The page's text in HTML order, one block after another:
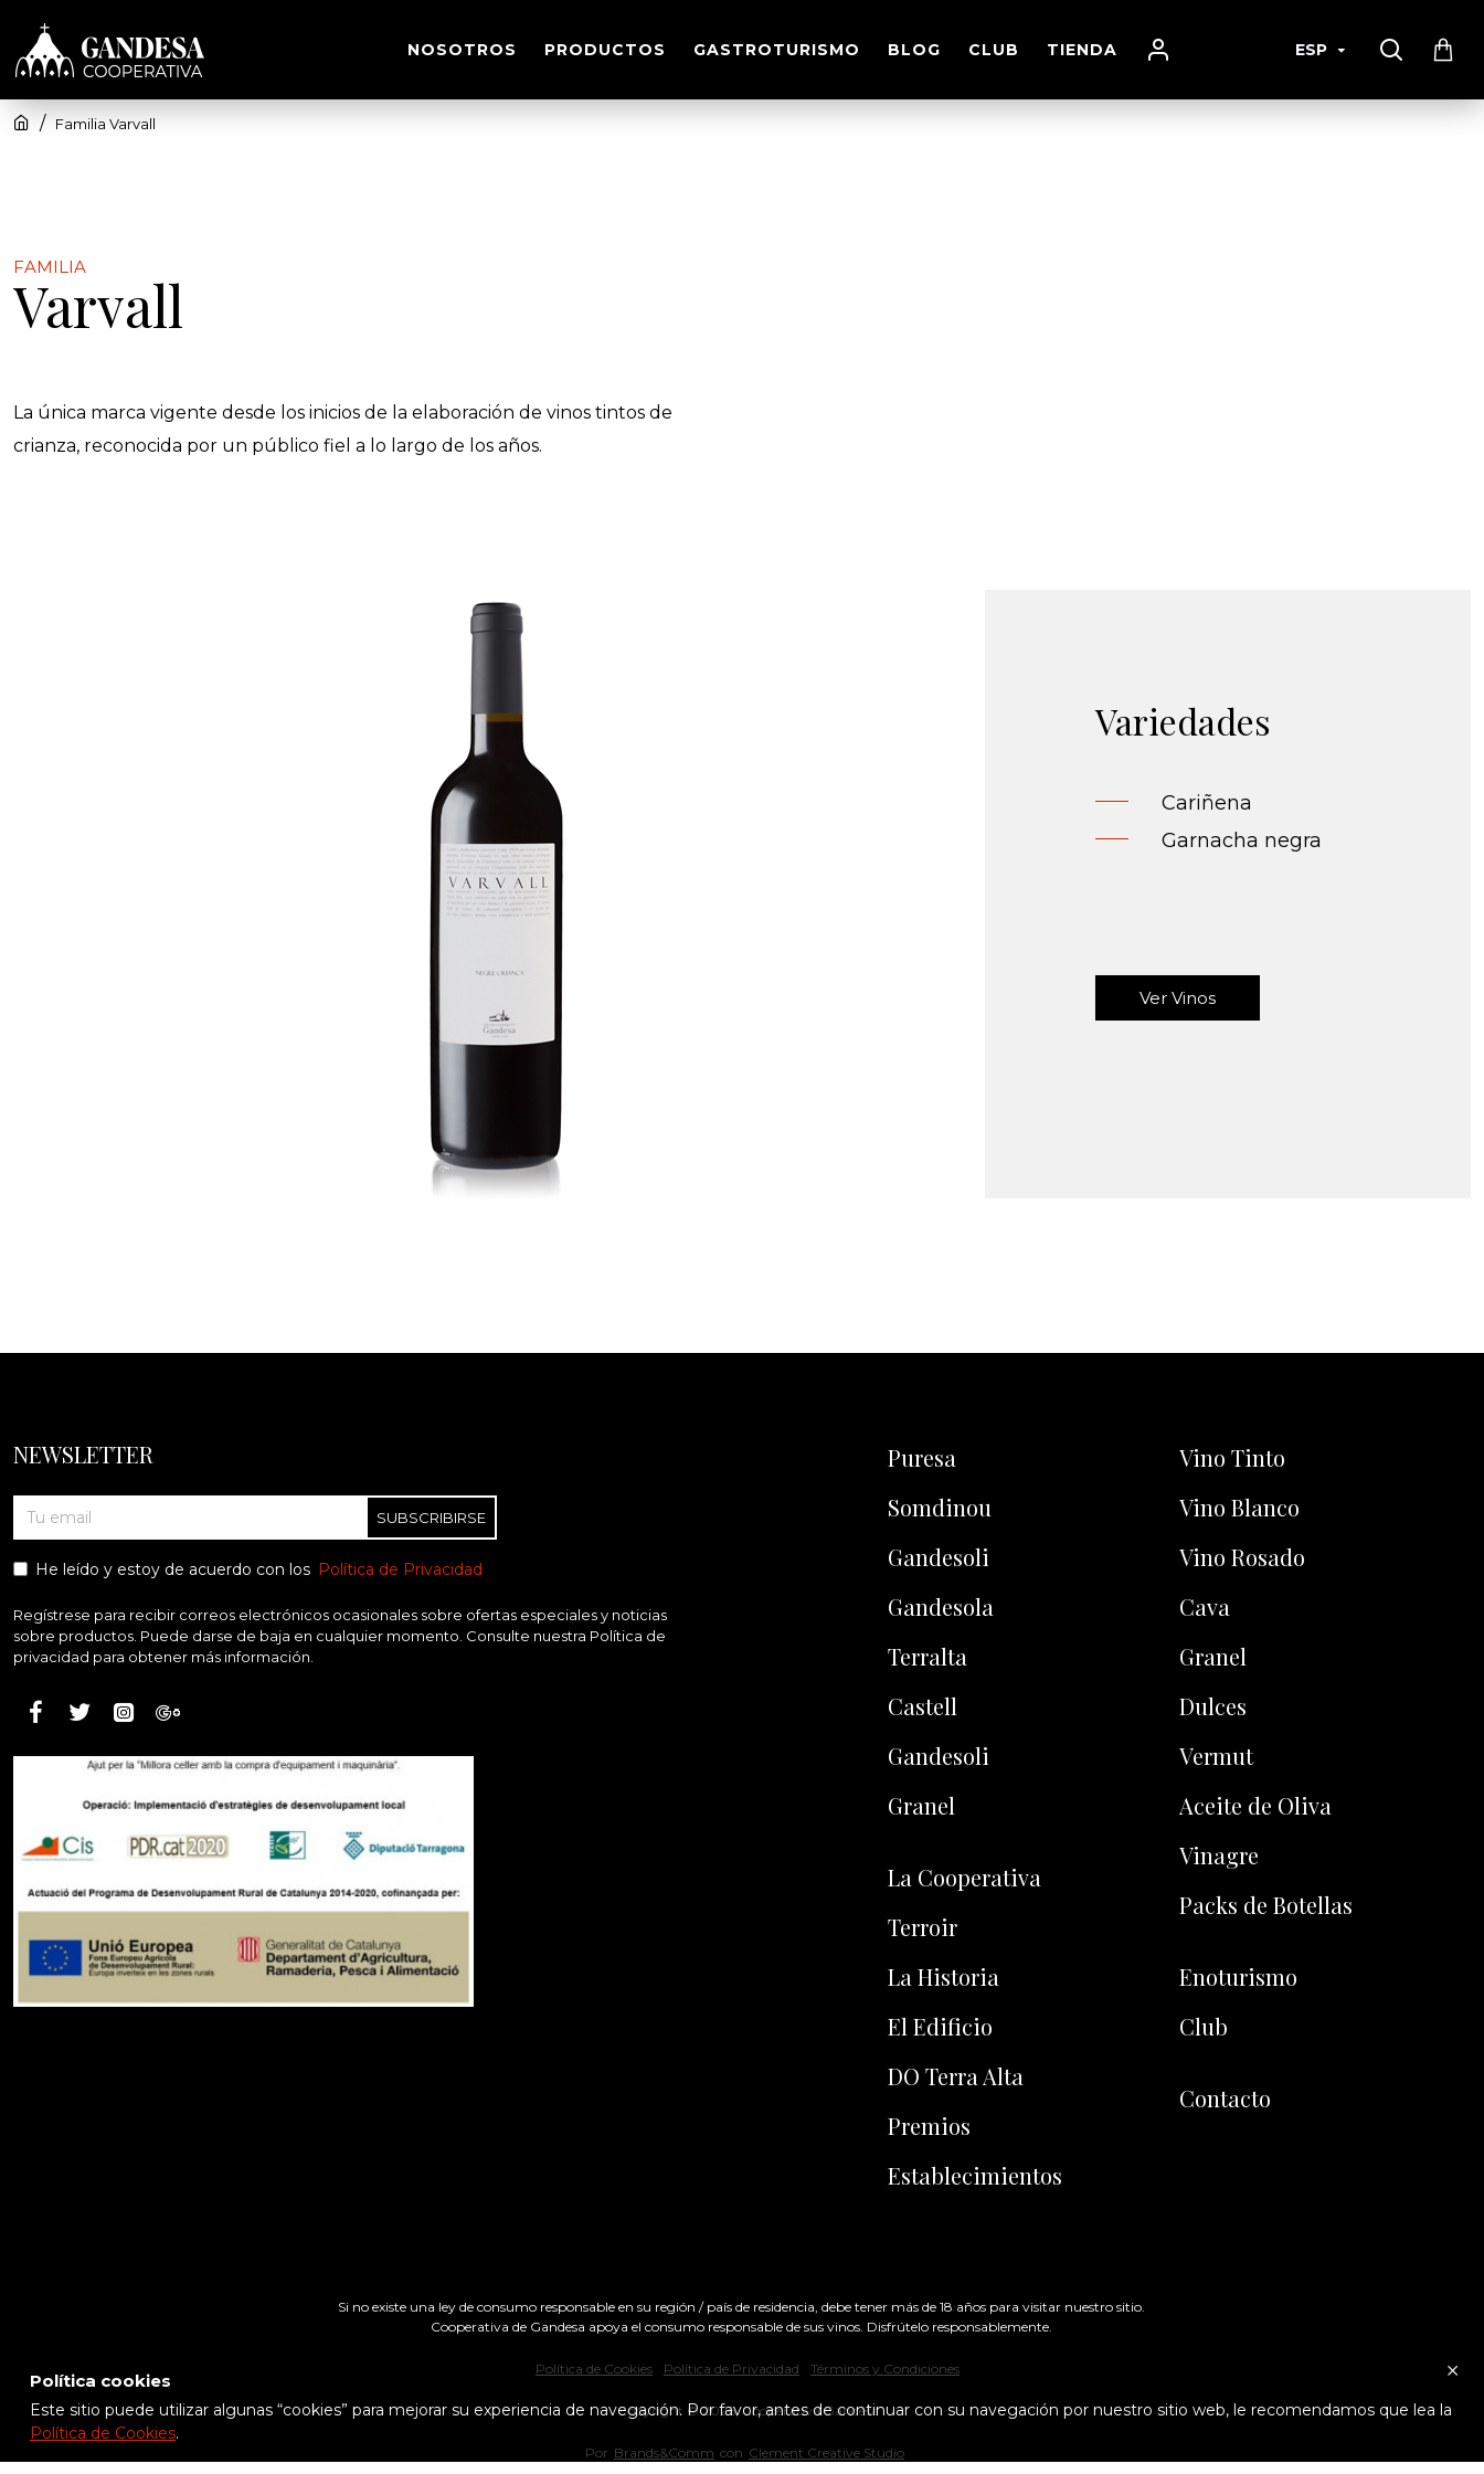
NOSOTROS PRODUCTOS GASTROTURISMO BLOG CLUB TIENDA ESP
Familia Varvall
FAMILIA
Varvall
La única marca vigente desde los inicios de la elaboración de vinos tintos de
crianza, reconocida por un público fiel a lo largo de los años.
Variedades
Cariñena
Garnacha negra
Ver Vinos
NEWSLETTER
SUBSCRIBIRSE
He leído y estoy de acuerdo con los Política de Privacidad
Regístrese para recibir correos electrónicos ocasionales sobre ofertas especiales y noticias
sobre productos. Puede darse de baja en cualquier momento. Consulte nuestra Política de
privacidad para obtener más información.
Puresa
Somdinou
Gandesoli
Gandesola
Terralta
Castell
Gandesoli
Granel
La Cooperativa
Terroir
La Historia
El Edificio
DO Terra Alta
Premios
Establecimientos
Vino Tinto
Vino Blanco
Vino Rosado
Cava
Granel
Dulces
Vermut
Aceite de Oliva
Vinagre
Packs de Botellas
Enoturismo
Club
Contacto
Si no existe una ley de consumo responsable en su región / país de residencia, debe tener más de 18 años para visitar nuestro sitio.
Cooperativa de Gandesa apoya el consumo responsable de sus vinos. Disfrútelo responsablemente.
Política de Cookies Política de Privacidad Términos y Condiciones
Copyright ©2026, Cooperativa Gandesa
Por Brands&Comm con Clement Creative Studio
Política cookies
Este sitio puede utilizar algunas “cookies” para mejorar su experiencia de navegación. Por favor, antes de continuar con su navegación por nuestro sitio web, le recomendamos que lea la
Política de Cookies.